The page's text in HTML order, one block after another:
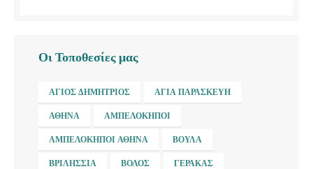
Οι Τοποθεσίες μας
ΆΓΙΟΣ ΔΗΜΉΤΡΙΟΣ ΑΓΊΑ ΠΑΡΑΣΚΕΥΉ
ΑΘΉΝΑ ΑΜΠΕΛΌΚΗΠΟΙ
ΑΜΠΕΛΌΚΗΠΟΙ ΑΘΉΝΑ ΒΟΎΛΑ
ΒΡΙΛΉΣΣΙΑ ΒΌΛΟΣ ΓΈΡΑΚΑΣ